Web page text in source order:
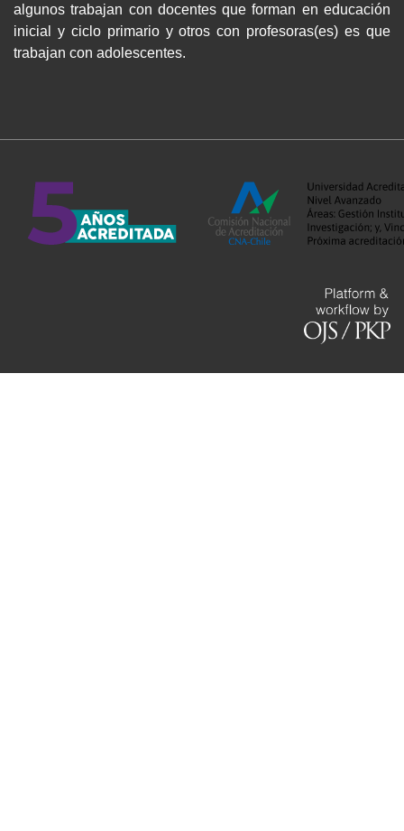
algunos trabajan con docentes que forman en educación
inicial y ciclo primario y otros con profesoras(es) es que
trabajan con adolescentes.